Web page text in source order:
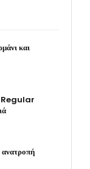
και
Regular